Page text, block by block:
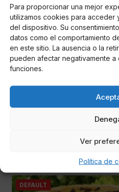
Para proporcionar una mejor
utilizamos cookies para acceder
del dispositivo. Su
datos como el comportamiento
en este sitio. La ausencia o la
pueden afectar negativamente a
funciones.
Ver
Política de
Isabel Pantoja hace una
Isa Pantoja desveló en ‘El
DEFAULT